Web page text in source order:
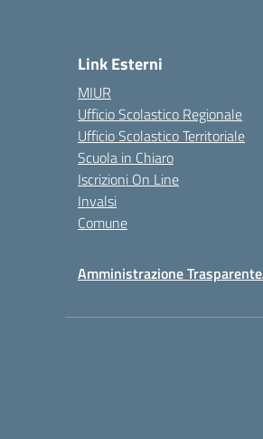
Link Esterni
MIUR
Ufficio Scolastico Regionale
Ufficio Scolastico Territoriale
Scuola in Chiaro
Iscrizioni On Line
Invalsi
Comune
Amministrazione Trasparente